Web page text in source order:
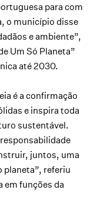
para com
o município disse
e ambiente”,
Um Só Planeta”
até 2030.
é a confirmação
e inspira toda
sustentável.
juntos, uma
planeta”, referiu
em funções da